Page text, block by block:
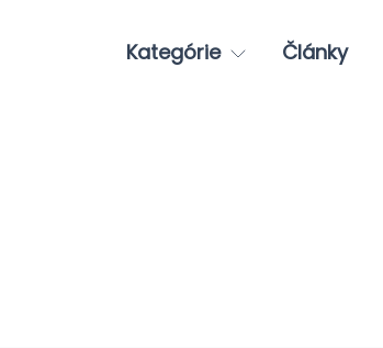
Kategórie Články